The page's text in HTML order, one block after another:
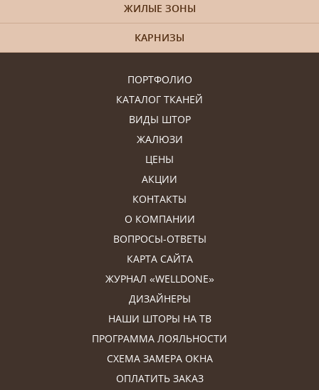
ПОРТФОЛИО
КАТАЛОГ ТКАНЕЙ
ВИДЫ ШТОР
ЖАЛЮЗИ
ЦЕНЫ
АКЦИИ
КОНТАКТЫ
О КОМПАНИИ
ВОПРОСЫ-ОТВЕТЫ
КАРТА САЙТА
ЖУРНАЛ «WELLDONE»
ДИЗАЙНЕРЫ
НАШИ ШТОРЫ НА ТВ
ПРОГРАММА ЛОЯЛЬНОСТИ
СХЕМА ЗАМЕРА ОКНА
ОПЛАТИТЬ ЗАКАЗ
ЖИЛЫЕ ЗОНЫ
КАРНИЗЫ